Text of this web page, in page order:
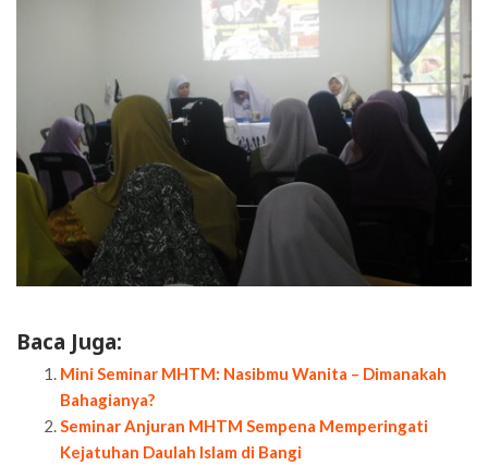
Baca Juga:
Mini Seminar MHTM: Nasibmu Wanita – Dimanakah
Bahagianya?
Seminar Anjuran MHTM Sempena Memperingati
Kejatuhan Daulah Islam di Bangi